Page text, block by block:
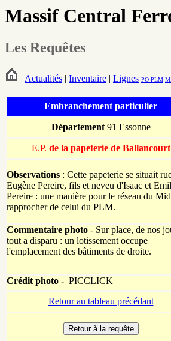
Massif Central
Les Requêtes
| Actualités | Inventaire | Lignes PO PLM
Embranchement particulier
Département91 Essonne
E.P. de la papeterie de Ballancourt
Observations : Cette papeterie se situait
Eugène Pereire, fils et neveu d'Isaac et
Pereire : une manière pour le réseau du
rapprocher de celui du PLM.
Commentaire photo - Sur place, de nos
tout a disparu : un lotissement occupe
l'emplacement des bâtiments de droite.
Crédit photo - PICCLICK
Retour au tableau précédant